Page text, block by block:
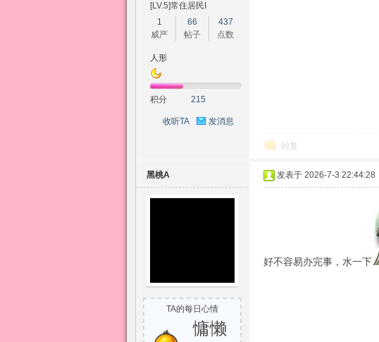
[LV.5]常住居民I
1
威严
66
帖子
437
点数
人形
积分 215
收听TA 发消息
回复
黑桃A
TA的每日心情
慵懒
发表于 2026-7-3 22:44:28
好不容易办完事，水一下